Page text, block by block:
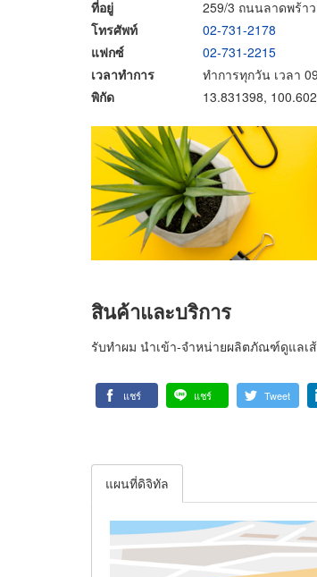
ที่อยู่
259/3 ถนนลาดพร้า
โทรศัพท์
02-731-2178
แฟกซ์
02-731-2215
เวลาทำการ
ทำการทุกวัน เวลา
พิกัด
13.831398,
สินค้าและบริการ
รับทำผม นำเข้า-จำหน่ายผลิตภัณฑ์ดูแลเ
แชร์ แชร์ Tweet
แผนที่ดิจิทัล